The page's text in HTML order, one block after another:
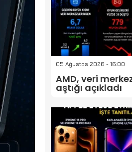
05 Ağustos 2026 - 16:00
AMD, veri
aştığı açıkladı